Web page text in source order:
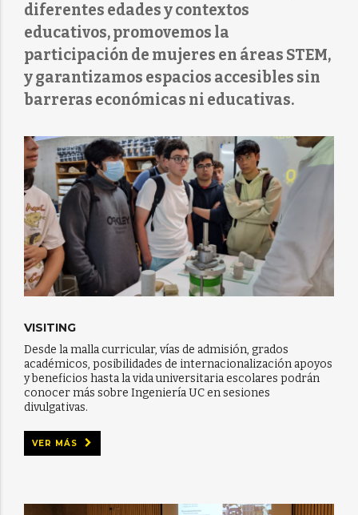
diferentes edades y contextos
educativos, promovemos la
participación de mujeres en áreas STEM,
y garantizamos espacios accesibles sin
barreras económicas ni educativas.
VISITING
Desde la malla curricular, vías de admisión, grados
académicos, posibilidades de internacionalización apoyos
y beneficios hasta la vida universitaria escolares podrán
conocer más sobre Ingeniería UC en sesiones
divulgativas.
VER MÁS